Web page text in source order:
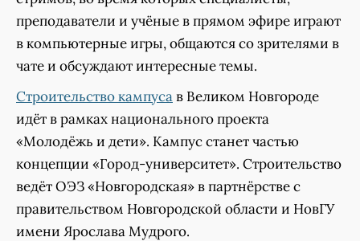
преподаватели и учёные в прямом эфире играют
в компьютерные игры, общаются со зрителями в
чате и обсуждают интересные темы.
Строительство кампусав Великом Новгороде
идёт в рамках национального проекта
«Молодёжь и дети». Кампус станет частью
концепции «Город-университет». Строительство
ведёт ОЭЗ «Новгородская» в партнёрстве с
правительством Новгородской области и НовГУ
имени Ярослава Мудрого.